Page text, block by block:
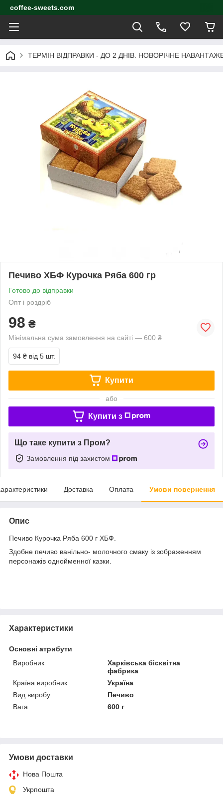
coffee-sweets.com
ТЕРМІН ВІДПРАВКИ - ДО 2 ДНІВ. НОВОРІЧНЕ
Печиво ХБФ Курочка Ряба 600 гр
Готово до відправки
Опт і роздріб
98 ₴
Мінімальна сума замовлення на сайті — 600 ₴
94 ₴ від 5 шт.
Купити
або
Купити з
Що таке купити з Пром?
Замовлення під захистом
Доставка Оплата Умови повернення
Опис
Печиво Курочка Ряба 600 г ХБФ.
Здобне печиво ванільно- молочного смаку із зображенням
персонажів однойменної казки.
Характеристики
Основні атрибути
Виробник
Харківська бісквітна
фабрика
Країна виробник
Україна
Вид виробу
Печиво
Вага
600 г
Умови доставки
Нова Пошта
Укрпошта